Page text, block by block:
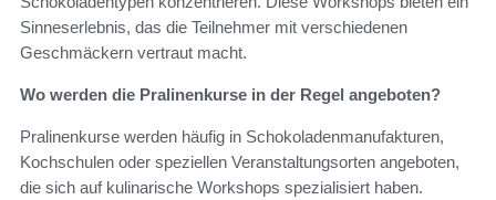
Sinneserlebnis, das die Teilnehmer mit verschiedenen
Geschmäckern vertraut macht.
Wo werden die Pralinenkurse in der Regel angeboten?
Pralinenkurse werden häufig in Schokoladenmanufakturen,
Kochschulen oder speziellen Veranstaltungsorten angeboten,
die sich auf kulinarische Workshops spezialisiert haben.